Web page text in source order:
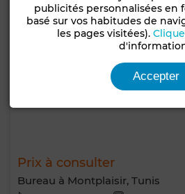
Prix à consulter
Bureau à Montplaisir, Tunis
publicités personnalisées en
basé sur vos habitudes de
les pages visitées).
Accepter